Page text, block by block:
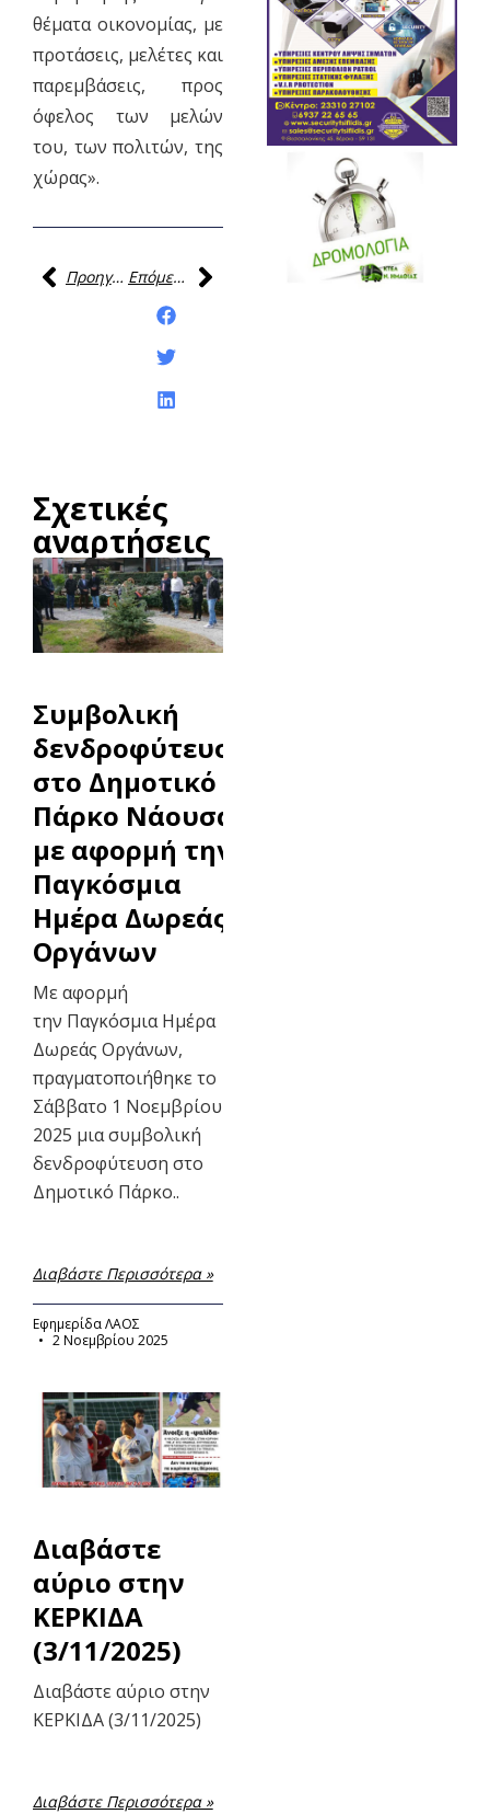
θέματα οικονομίας, με
προτάσεις, μελέτες και
παρεμβάσεις, προς
όφελος των μελών
του, των πολιτών, της
χώρας».
Προηγούμενη
Επόμενη
Σχετικές
αναρτήσεις
Συμβολική
δενδροφύτευση
στο Δημοτικό
Πάρκο Νάουσας
με αφορμή την
Παγκόσμια
Ημέρα Δωρεάς
Οργάνων
Με αφορμή
την Παγκόσμια Ημέρα
Δωρεάς Οργάνων,
πραγματοποιήθηκε το
Σάββατο 1 Νοεμβρίου
2025 μια συμβολική
δενδροφύτευση στο
Δημοτικό Πάρκο..
Διαβάστε Περισσότερα »
Εφημερίδα ΛΑΟΣ
2 Νοεμβρίου 2025
Διαβάστε
αύριο στην
ΚΕΡΚΙΔΑ
(3/11/2025)
Διαβάστε αύριο στην
ΚΕΡΚΙΔΑ (3/11/2025)
Διαβάστε Περισσότερα »